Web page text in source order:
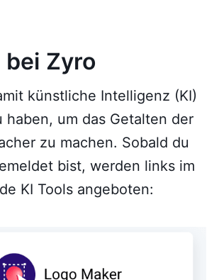
bei Zyro
künstliche Intelligenz (KI)
haben, um das Getalten der
zu machen. Sobald du
bist, werden links im
KI Tools angeboten: